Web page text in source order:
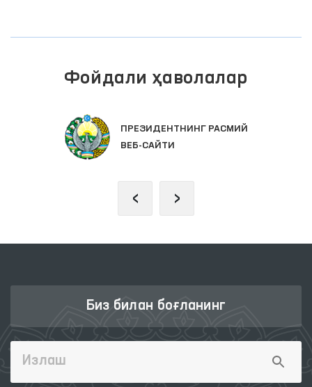
Фойдали ҳаволалар
ПРЕЗИДЕНТНИНГ РАСМИЙ
ВЕБ-САЙТИ
‹ ›
Биз билан боғланинг